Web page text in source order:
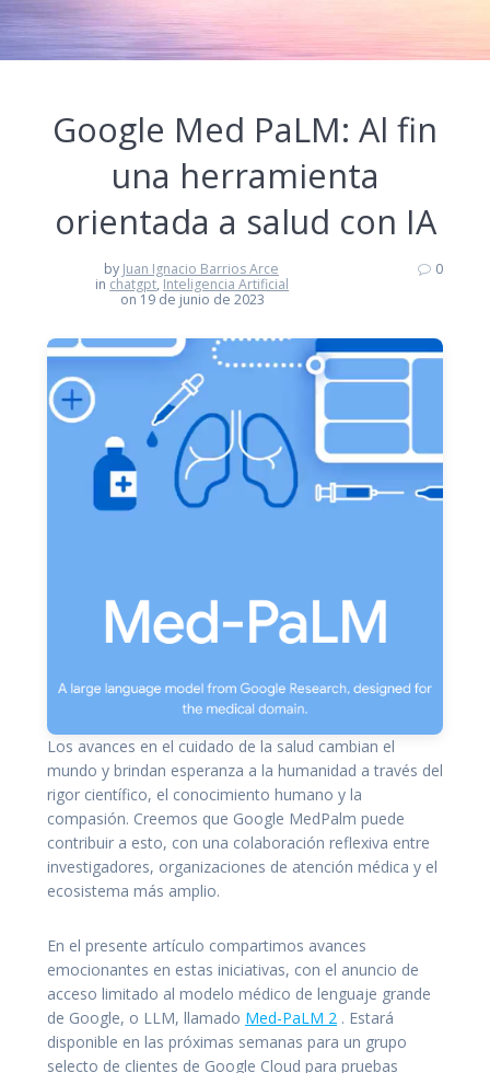
Google Med PaLM: Al fin
una herramienta
orientada a salud con IA
by Juan Ignacio Barrios Arce
in chatgpt, Inteligencia Artificial
on 19 de junio de 2023
0
Los avances en el cuidado de la salud cambian el
mundo y brindan esperanza a la humanidad a través del
rigor científico, el conocimiento humano y la
compasión. Creemos que Google MedPalm puede
contribuir a esto, con una colaboración reflexiva entre
investigadores, organizaciones de atención médica y el
ecosistema más amplio.
En el presente artículo compartimos avances
emocionantes en estas iniciativas, con el anuncio de
acceso limitado al modelo médico de lenguaje grande
de Google, o LLM, llamado Med-PaLM 2 . Estará
disponible en las próximas semanas para un grupo
selecto de clientes de Google Cloud para pruebas